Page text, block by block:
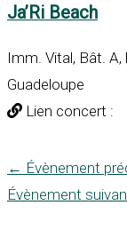
Ja’Ri Beach
Imm. Vital, Bât.
Guadeloupe
Lien concert :
← Évènement
Évènement